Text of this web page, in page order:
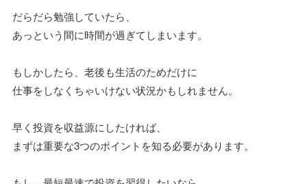
だらだら勉強していたら、
あっという間に時間が過ぎてしまいます。
もしかしたら、老後も生活のためだけに
仕事をしなくちゃいけない状況かもしれません。
早く投資を収益源にしたければ、
まずは重要な3つのポイントを知る必要があります。